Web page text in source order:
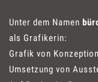
Unter dem Namen
als Grafikerin:
Grafik von
Umsetzung von